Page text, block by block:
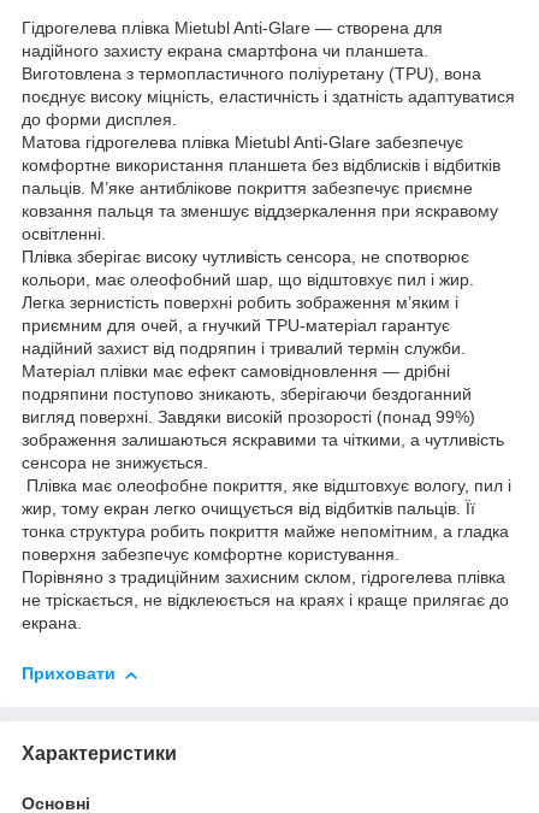
Гідрогелева плівка Mietubl Anti-Glare — створена для
надійного захисту екрана смартфона чи планшета.
Виготовлена з термопластичного поліуретану (TPU), вона
поєднує високу міцність, еластичність і здатність адаптуватися
до форми дисплея.
Матова гідрогелева плівка Mietubl Anti-Glare забезпечує
комфортне використання планшета без відблисків і відбитків
пальців. М’яке антиблікове покриття забезпечує приємне
ковзання пальця та зменшує віддзеркалення при яскравому
освітленні.
Плівка зберігає високу чутливість сенсора, не спотворює
кольори, має олеофобний шар, що відштовхує пил і жир.
Легка зернистість поверхні робить зображення м’яким і
приємним для очей, а гнучкий TPU-матеріал гарантує
надійний захист від подряпин і тривалий термін служби.
Матеріал плівки має ефект самовідновлення — дрібні
подряпини поступово зникають, зберігаючи бездоганний
вигляд поверхні. Завдяки високій прозорості (понад 99%)
зображення залишаються яскравими та чіткими, а чутливість
сенсора не знижується.
Плівка має олеофобне покриття, яке відштовхує вологу, пил і
жир, тому екран легко очищується від відбитків пальців. Її
тонка структура робить покриття майже непомітним, а гладка
поверхня забезпечує комфортне користування.
Порівняно з традиційним захисним склом, гідрогелева плівка
не тріскається, не відклеюється на краях і краще прилягає до
екрана.
Приховати
Характеристики
Основні